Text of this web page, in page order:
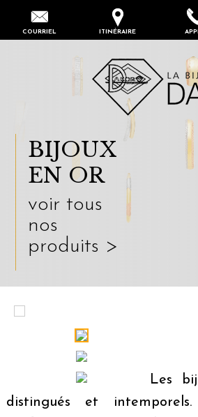
COURRIEL ITINÉRAIRE
BIJOUX
EN OR
voir tous
nos
produits
Les
distingués et